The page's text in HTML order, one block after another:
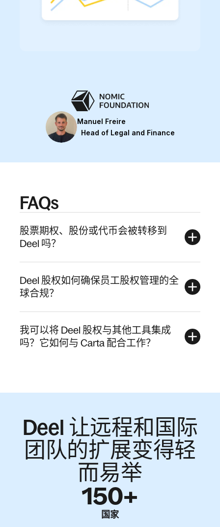
Manuel Freire
Head of Legal and Finance
FAQs
股票期权、股份或代币会被转移到
Deel 吗？
Deel 股权如何确保员工股权管理的全
球合规？
我可以将 Deel 股权与其他工具集成
吗？它如何与 Carta 配合工作？
Deel 让远程和国际
团队的扩展变得轻
而易举
150+
国家